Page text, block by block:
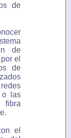
de
de
el
de
o las
fibra
el